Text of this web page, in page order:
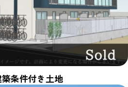
条件付き土地